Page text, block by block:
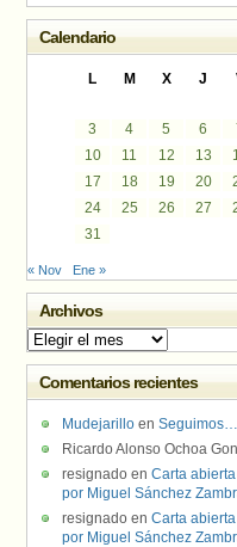
Calendario
L M X J
3
4 5 6
10
11 12 13
17
18 19 20
24
25 26 27
31
« Nov Ene »
Archivos
Archivos
Comentarios recientes
Mudejarillo en Seguimos…
Ricardo Alonso Ochoa
resignado en Carta
por Miguel Sánchez
resignado en Carta
por Miguel Sánchez